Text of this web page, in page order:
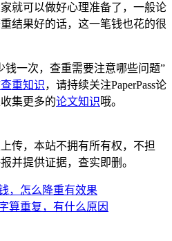
就可以做好心理准备了，一般论
结果好的话，这一笔钱也花的很
钱一次，查重需要注意哪些问题”
重知识，请持续关注PaperPass论
集更多的论文知识哦。
传，本站不拥有所有权，不担
并提供证据，查实即删。
，怎么降重有效果
算重复，有什么原因